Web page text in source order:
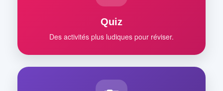
Quiz
Des activités plus ludiques pour réviser.